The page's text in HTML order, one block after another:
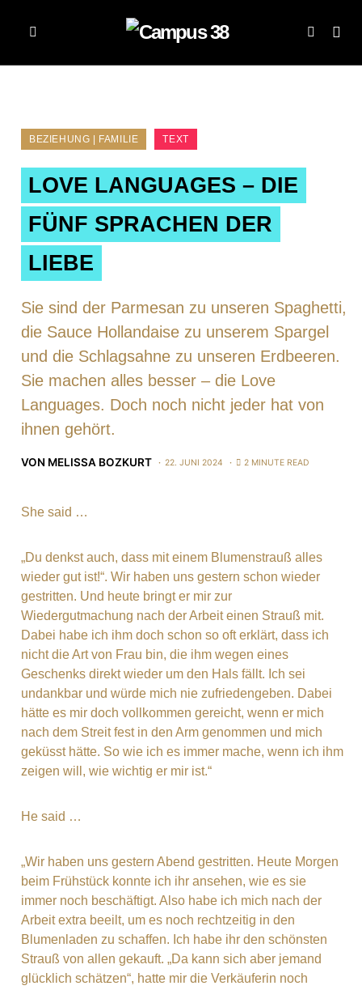
BEZIEHUNG | FAMILIE TEXT
LOVE LANGUAGES – DIE
FÜNF SPRACHEN DER
LIEBE
Sie sind der Parmesan zu unseren Spaghetti,
die Sauce Hollandaise zu unserem Spargel
und die Schlagsahne zu unseren Erdbeeren.
Sie machen alles besser – die Love
Languages. Doch noch nicht jeder hat von
ihnen gehört.
VON MELISSA BOZKURT 22. JUNI 2024 2 MINUTE READ
She said …
„Du denkst auch, dass mit einem Blumenstrauß alles
wieder gut ist!“. Wir haben uns gestern schon wieder
gestritten. Und heute bringt er mir zur
Wiedergutmachung nach der Arbeit einen Strauß mit.
Dabei habe ich ihm doch schon so oft erklärt, dass ich
nicht die Art von Frau bin, die ihm wegen eines
Geschenks direkt wieder um den Hals fällt. Ich sei
undankbar und würde mich nie zufriedengeben. Dabei
hätte es mir doch vollkommen gereicht, wenn er mich
nach dem Streit fest in den Arm genommen und mich
geküsst hätte. So wie ich es immer mache, wenn ich ihm
zeigen will, wie wichtig er mir ist.“
He said …
„Wir haben uns gestern Abend gestritten. Heute Morgen
beim Frühstück konnte ich ihr ansehen, wie es sie
immer noch beschäftigt. Also habe ich mich nach der
Arbeit extra beeilt, um es noch rechtzeitig in den
Blumenladen zu schaffen. Ich habe ihr den schönsten
Strauß von allen gekauft. „Da kann sich aber jemand
glücklich schätzen“, hatte mir die Verkäuferin noch